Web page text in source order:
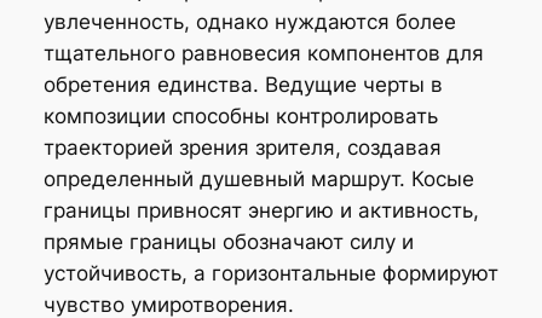
увлеченность, однако нуждаются более
тщательного равновесия компонентов для
обретения единства. Ведущие черты в
композиции способны контролировать
траекторией зрения зрителя, создавая
определенный душевный маршрут. Косые
границы привносят энергию и активность,
прямые границы обозначают силу и
устойчивость, а горизонтальные формируют
чувство умиротворения.